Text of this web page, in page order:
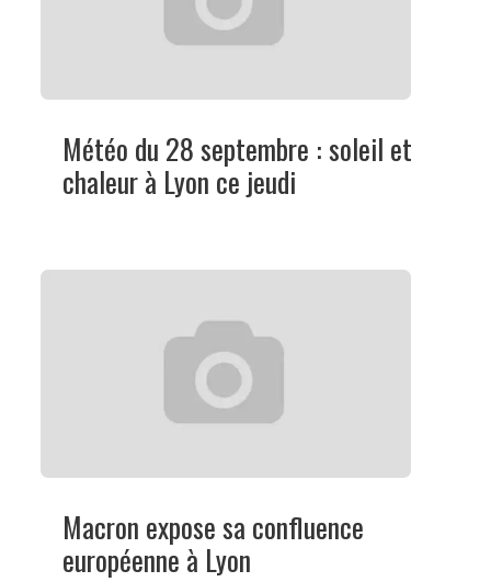
Météo du 28 septembre : soleil et
chaleur à Lyon ce jeudi
Macron expose sa confluence
européenne à Lyon